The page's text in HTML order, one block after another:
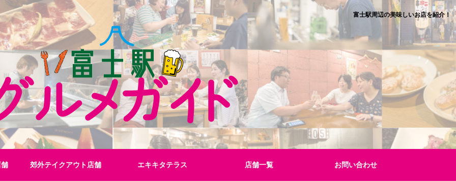
富士駅周辺の美味しいお店を紹介！
郊外テイクアウト店舗 エキキタテラス 店舗一覧 お問い合わせ